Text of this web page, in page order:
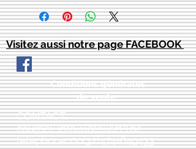
Visitez aussi notre page FACEBOOK
Conditions générales
de vente::
CONTACT:
courriel:info@latelier13.be
téléphone:00(32)474-649433